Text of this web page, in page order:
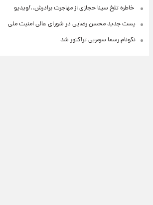
⁨ خاطره تلخ سینا حجازی از مهاجرت برادرش../ویدیو
پست جدید محسن رضایی در شورای عالی امنیت ملی
نکونام رسما سرمربی تراکتور شد